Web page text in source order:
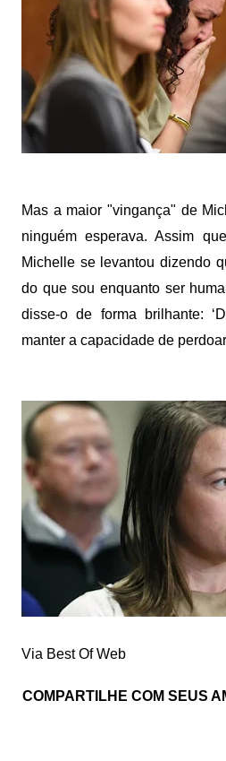
Mas a maior "vingança" de
ninguém esperava. Assim
Michelle se levantou dizendo
do que sou enquanto ser
disse-o de forma brilhante:
manter a capacidade de
Via Best Of Web
COMPARTILHE COM SEUS